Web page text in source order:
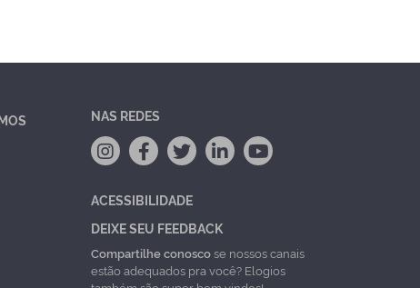
NAS REDES
ACESSIBILIDADE
DEIXE SEU FEEDBACK
Compartilhe conoscose nossos canais
estão adequados pra você? Elogios